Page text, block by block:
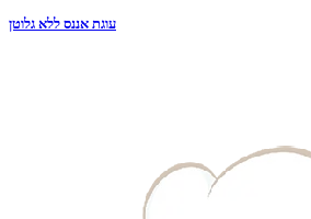
עוגת אננס ללא גלוטן